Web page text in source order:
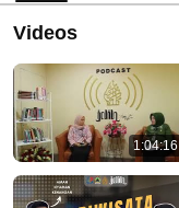
Videos
1:04:16